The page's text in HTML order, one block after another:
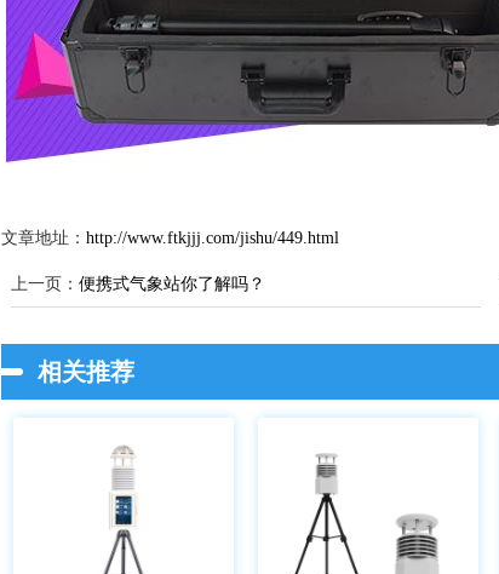
文章地址：http://www.ftkjjj.com/jishu/449.html
上一页：便携式气象站你了解吗？
相关推荐